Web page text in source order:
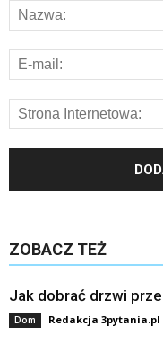
ZOBACZ TEŻ
Jak dobrać drzwi
Dom Redakcja 3pytania.pl